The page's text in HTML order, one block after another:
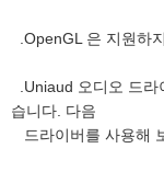
.OpenGL 은 지원하
.Uniaud 오디오 드라
습니다. 다음
드라이버를 사용해